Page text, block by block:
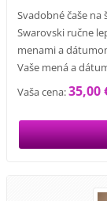
Svadobné čaše
Swarovski ručne
menami a
Vaše mená a
Vaša cena:35,00